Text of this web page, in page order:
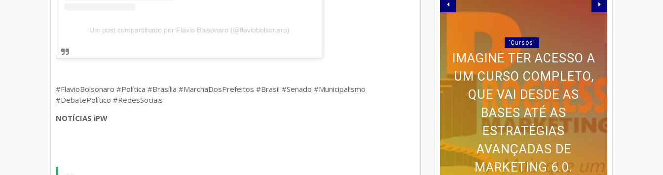
Um post compartilhado por Flávio Bolsonaro (@flaviobolsonaro)
#FlavioBolsonaro #Política #Brasília #MarchaDosPrefeitos #Brasil #Senado #Municipalismo
#DebatePolítico #RedesSociais
NOTÍCIAS iPW
🚨 ÚLTIMAS VAGAS EM
IPIRÁ! 🚨
PARCERIA LANÇA GUIA
PRÁTICO PARA QUEM
DESEJA EMAGRECER
SEM SAIR DE CASA
🍰 TRANSFORME SUA
PAIXÃO POR BOLOS EM
RENDA COM O CURSO DA
CASA DOS BOLOS
CASEIROS!
PROGRAMA AVANÇADO
DE TREINAMENTO DA
MEMÓRIA
'Cursos'
IMAGINE TER ACESSO A
UM CURSO COMPLETO,
QUE VAI DESDE AS
BASES ATÉ AS
ESTRATÉGIAS
AVANÇADAS DE
MARKETING 6.0.